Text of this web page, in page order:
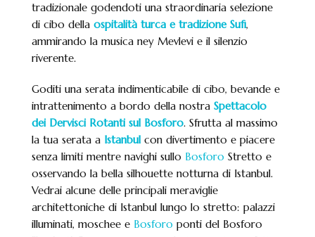
tradizionale godendoti una straordinaria selezione
di cibo della ospitalità turca e tradizione Sufi,
ammirando la musica ney Mevlevi e il silenzio
riverente.
Goditi una serata indimenticabile di cibo, bevande e
intrattenimento a bordo della nostra Spettacolo
dei Dervisci Rotanti sul Bosforo. Sfrutta al massimo
la tua serata a Istanbul con divertimento e piacere
senza limiti mentre navighi sullo Bosforo Stretto e
osservando la bella silhouette notturna di Istanbul.
Vedrai alcune delle principali meraviglie
architettoniche di Istanbul lungo lo stretto: palazzi
illuminati, moschee e Bosforo ponti del Bosforo